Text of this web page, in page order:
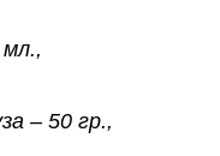
– 50 гр.,